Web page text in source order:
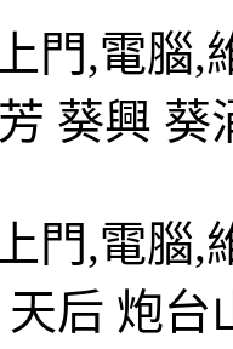
門,電腦
葵興 葵
門,電腦
后 炮